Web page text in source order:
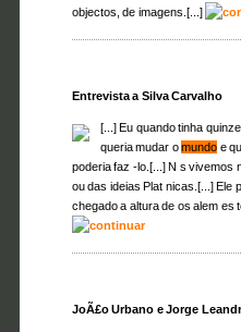
objectos, de imagens.[...]
Entrevista a Silva Carvalho
[...] Eu quando tinha
queria mudar omundo e
poderia faz -lo.[...] N s vivemos
ou das ideias Plat nicas.[...] Ele
chegado a altura de os alem es
JoÃ£o Urbano e Jorge